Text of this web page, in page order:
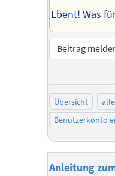
Ebent! Was
Beitrag
Übersicht
Benutzerkonto
Anleitung